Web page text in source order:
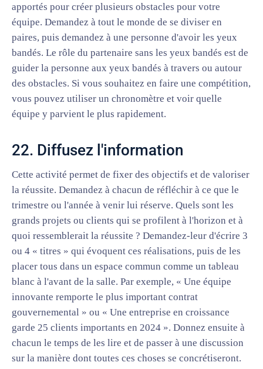
apportés pour créer plusieurs obstacles pour votre
équipe. Demandez à tout le monde de se diviser en
paires, puis demandez à une personne d'avoir les yeux
bandés. Le rôle du partenaire sans les yeux bandés est de
guider la personne aux yeux bandés à travers ou autour
des obstacles. Si vous souhaitez en faire une compétition,
vous pouvez utiliser un chronomètre et voir quelle
équipe y parvient le plus rapidement.
22. Diffusez l'information
Cette activité permet de fixer des objectifs et de valoriser
la réussite. Demandez à chacun de réfléchir à ce que le
trimestre ou l'année à venir lui réserve. Quels sont les
grands projets ou clients qui se profilent à l'horizon et à
quoi ressemblerait la réussite ? Demandez-leur d'écrire 3
ou 4 « titres » qui évoquent ces réalisations, puis de les
placer tous dans un espace commun comme un tableau
blanc à l'avant de la salle. Par exemple, « Une équipe
innovante remporte le plus important contrat
gouvernemental » ou « Une entreprise en croissance
garde 25 clients importants en 2024 ». Donnez ensuite à
chacun le temps de les lire et de passer à une discussion
sur la manière dont toutes ces choses se concrétiseront.